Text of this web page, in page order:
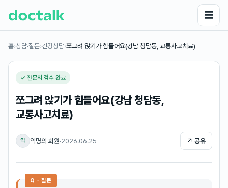
☰
홈›상담·질문›건강상담›쪼그려 앉기가 힘들어요(강남 청담동, 교통사고치료)
✓ 전문의 검수 완료
쪼그려 앉기가 힘들어요(강남 청담동,
교통사고치료)
익 익명의 회원·2026.06.25 ↗ 공유
Q · 질문